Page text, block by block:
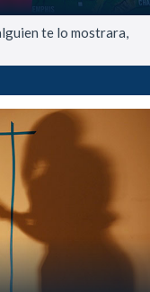
te lo mostrara,